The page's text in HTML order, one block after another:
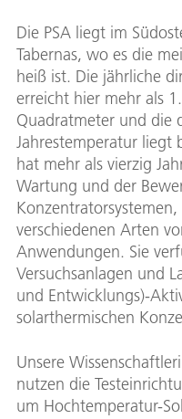
Die PSA liegt im
Tabernas, wo es die
heiß ist. Die jährliche
erreicht hier mehr als
Quadratmeter und die
Jahrestemperatur liegt
hat mehr als vierzig
Wartung und der
verschiedenen Arten
Anwendungen. Sie
Versuchsanlagen und
und Entwicklungs)-
solarthermischen
Unsere
nutzen die
um Hochtemperatur-